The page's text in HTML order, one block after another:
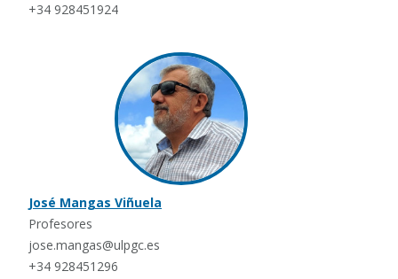
+34 928451924
José Mangas Viñuela
Profesores
jose.mangas@ulpgc.es
+34 928451296